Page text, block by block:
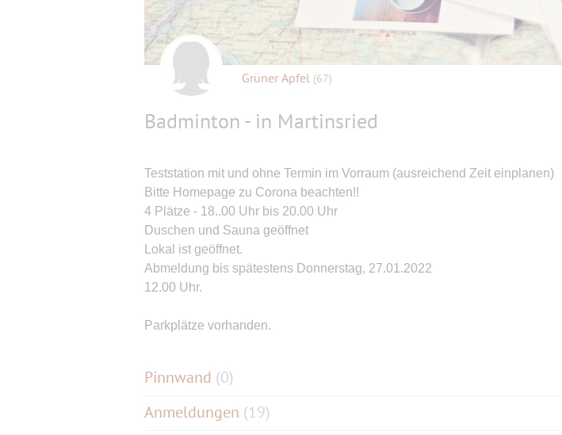
Grüner Apfel (67)
Badminton - in Martinsried
Teststation mit und ohne Termin im Vorraum (ausreichend Zeit einplanen)
Bitte Homepage zu Corona beachten!!
4 Plätze - 18..00 Uhr bis 20.00 Uhr
Duschen und Sauna geöffnet
Lokal ist geöffnet.
Abmeldung bis spätestens Donnerstag, 27.01.2022
12.00 Uhr.
Parkplätze vorhanden.
Pinnwand (0)
Anmeldungen (19)